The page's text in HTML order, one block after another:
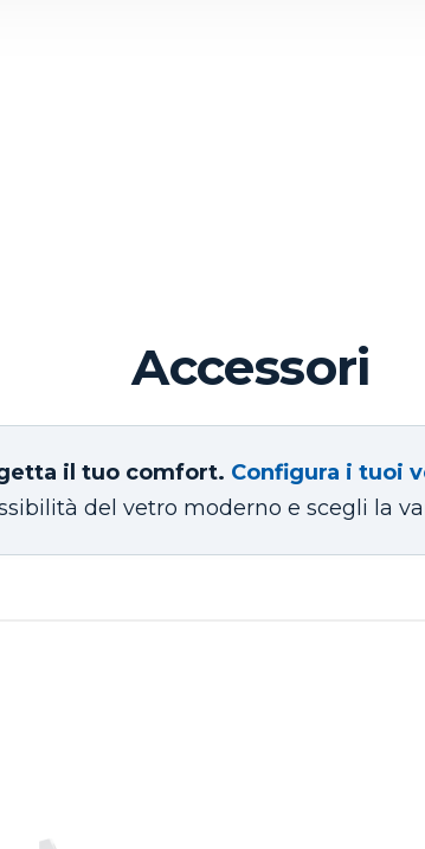
Accessori
il tuo comfort. Configura i tuoi
del vetro moderno e scegli la